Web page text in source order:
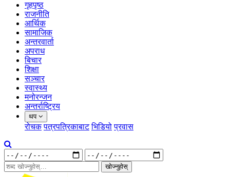
गृहपृष्ठ
राजनीति
आर्थिक
सामाजिक
अन्तरवार्ता
अपराध
बिचार
शिक्षा
सञ्चार
स्वास्थ्य
मनोरन्जन
अन्तर्राष्ट्रिय
थप
रोचक पत्रपत्रिकाबाट भिडियो प्रवास
खोज्नुहोस्